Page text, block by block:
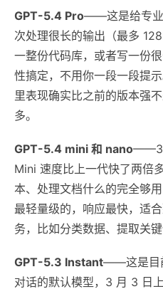
GPT-5.4 Pro——这是给专业
次处理很长的输出（最多
一整份代码库，或者写一份
性搞定，不用你一段一段提
里表现确实比之前的版本强
多。
GPT-5.4 mini 和 nano——3
Mini 速度比上一代快了两倍
本、处理文档什么的完全够
最轻量级的，响应最快，适
务，比如分类数据、提取关键
GPT-5.3 Instant——这是目
对话的默认模型，3 月 3 日